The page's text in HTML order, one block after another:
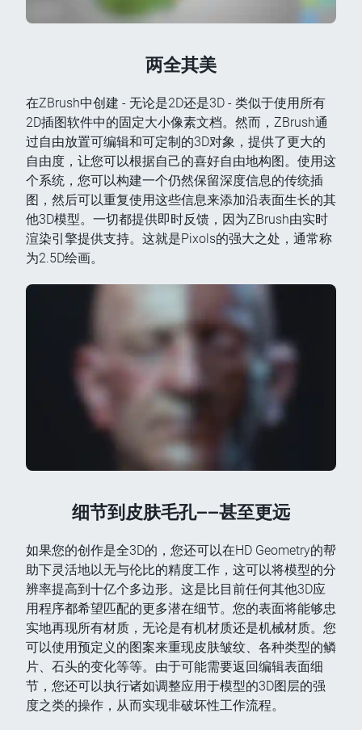
两全其美
在ZBrush中创建 - 无论是2D还是3D - 类似于使用所有
2D插图软件中的固定大小像素文档。然而，ZBrush通
过自由放置可编辑和可定制的3D对象，提供了更大的
自由度，让您可以根据自己的喜好自由地构图。使用这
个系统，您可以构建一个仍然保留深度信息的传统插
图，然后可以重复使用这些信息来添加沿表面生长的其
他3D模型。一切都提供即时反馈，因为ZBrush由实时
渲染引擎提供支持。这就是Pixols的强大之处，通常称
为2.5D绘画。
细节到皮肤毛孔——甚至更远
如果您的创作是全3D的，您还可以在HD Geometry的帮
助下灵活地以无与伦比的精度工作，这可以将模型的分
辨率提高到十亿个多边形。这是比目前任何其他3D应
用程序都希望匹配的更多潜在细节。您的表面将能够忠
实地再现所有材质，无论是有机材质还是机械材质。您
可以使用预定义的图案来重现皮肤皱纹、各种类型的鳞
片、石头的变化等等。由于可能需要返回编辑表面细
节，您还可以执行诸如调整应用于模型的3D图层的强
度之类的操作，从而实现非破坏性工作流程。